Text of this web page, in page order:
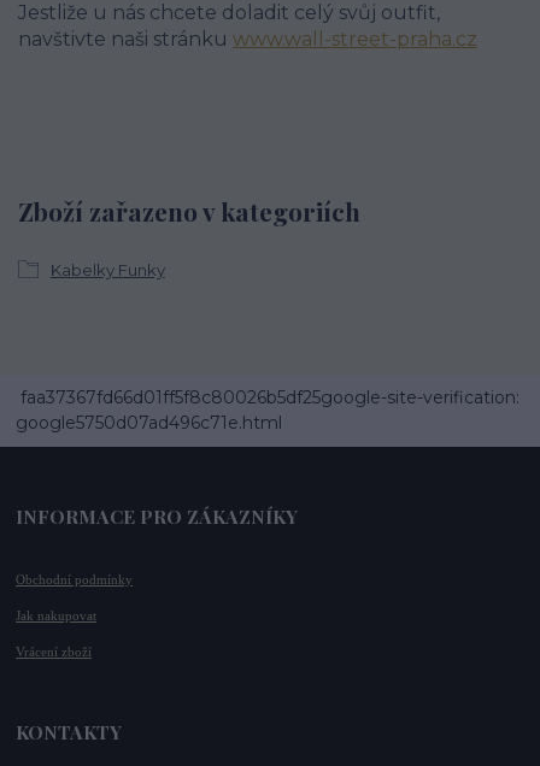
Jestliže u nás chcete doladit celý svůj outfit,
navštivte naši stránku www.wall-street-praha.cz
Zboží zařazeno v kategoriích
Kabelky Funky
faa37367fd66d01ff5f8c80026b5df25google-site-verification:
google5750d07ad496c71e.html
INFORMACE PRO ZÁKAZNÍKY
Obchodní podmínky
Jak nakupovat
Vrácení zboží
KONTAKTY